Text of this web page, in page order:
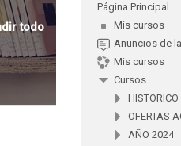
todo
Página Principal
Mis cursos
Anuncios de
Mis cursos
Cursos
HISTORICO
OFERTAS
AÑO 2024